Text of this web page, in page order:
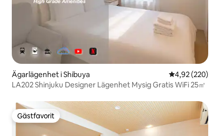
Ägarlägenhet i Shibuya 4,92 av 5 i
4,92 (220)
LA202 Shinjuku Designer Lägenhet Mysig Gratis WiFi 25㎡
Gästfavorit
Gästfavorit